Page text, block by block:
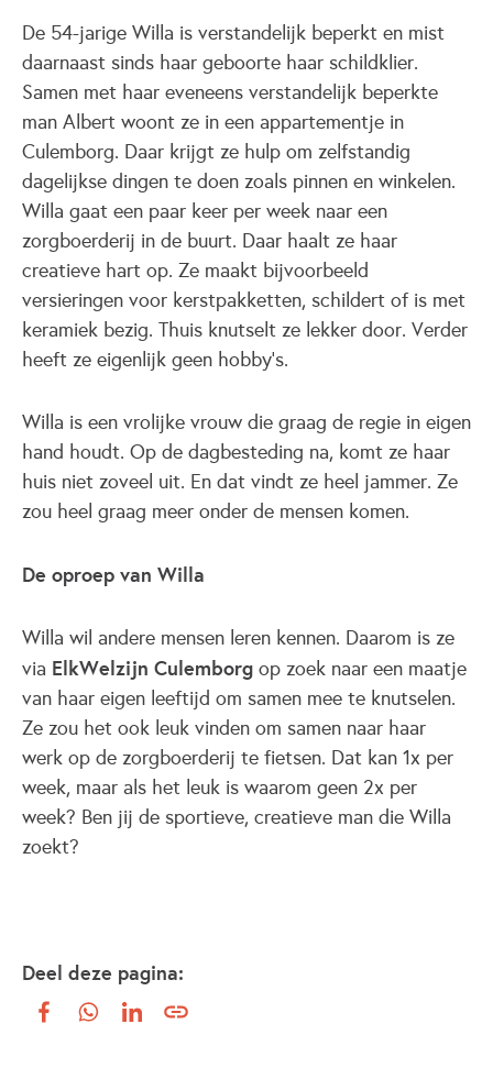
De 54-jarige Willa is verstandelijk beperkt en mist
daarnaast sinds haar geboorte haar schildklier.
Samen met haar eveneens verstandelijk beperkte
man Albert woont ze in een appartementje in
Culemborg. Daar krijgt ze hulp om zelfstandig
dagelijkse dingen te doen zoals pinnen en winkelen.
Willa gaat een paar keer per week naar een
zorgboerderij in de buurt. Daar haalt ze haar
creatieve hart op. Ze maakt bijvoorbeeld
versieringen voor kerstpakketten, schildert of is met
keramiek bezig. Thuis knutselt ze lekker door. Verder
heeft ze eigenlijk geen hobby’s.
Willa is een vrolijke vrouw die graag de regie in eigen
hand houdt. Op de dagbesteding na, komt ze haar
huis niet zoveel uit. En dat vindt ze heel jammer. Ze
zou heel graag meer onder de mensen komen.
De oproep van Willa
Willa wil andere mensen leren kennen. Daarom is ze
via ElkWelzijn Culemborg op zoek naar een maatje
van haar eigen leeftijd om samen mee te knutselen.
Ze zou het ook leuk vinden om samen naar haar
werk op de zorgboerderij te fietsen. Dat kan 1x per
week, maar als het leuk is waarom geen 2x per
week? Ben jij de sportieve, creatieve man die Willa
zoekt?
Deel deze pagina: